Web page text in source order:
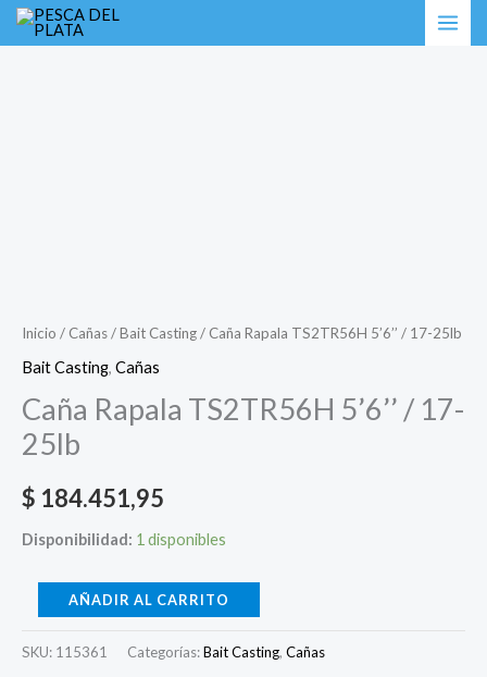
al
Inicio / Cañas/Bait Casting/ Caña Rapala TS2TR56H 5’6’’ / 17-25lb
Bait Casting, Cañas
Caña Rapala TS2TR56H 5’6’’ / 17-
25lb
$ 184.451,95
Disponibilidad: 1 disponibles
Caña
AÑADIR AL CARRITO
SKU: 115361 Categorías:Bait Casting, Cañas